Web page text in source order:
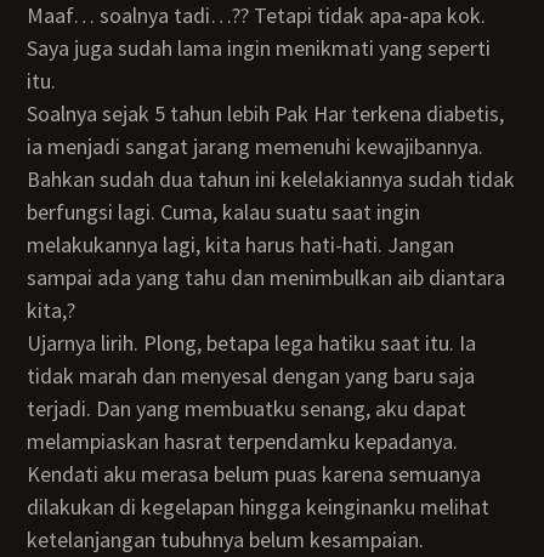
Maaf… soalnya tadi…?? Tetapi tidak apa-apa kok.
Saya juga sudah lama ingin menikmati yang seperti
itu.
Soalnya sejak 5 tahun lebih Pak Har terkena diabetis,
ia menjadi sangat jarang memenuhi kewajibannya.
Bahkan sudah dua tahun ini kelelakiannya sudah tidak
berfungsi lagi. Cuma, kalau suatu saat ingin
melakukannya lagi, kita harus hati-hati. Jangan
sampai ada yang tahu dan menimbulkan aib diantara
kita,?
ujarnya lirih. Plong, betapa lega hatiku saat itu. Ia
tidak marah dan menyesal dengan yang baru saja
terjadi. Dan yang membuatku senang, aku dapat
melampiaskan hasrat terpendamku kepadanya.
Kendati aku merasa belum puas karena semuanya
dilakukan di kegelapan hingga keinginanku melihat
ketelanjangan tubuhnya belum kesampaian.